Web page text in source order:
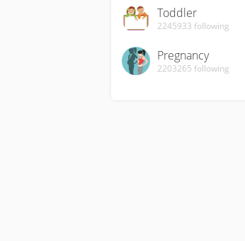
Toddler
2245933 following
Pregnancy
2203265 following